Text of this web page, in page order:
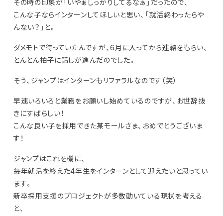
その時の印象が「いやぁしっかりしてるなぁ」だったので、
こんな子ならインターンしてほしいと思い、「就活終わったらや
んない？」と。
ダメモトで待っていたんですが、6月に入ってから連絡をもらい、
とんとん拍子に話しが進んだのでした。
そう、ジャンプはインターンもリファラルなのです（笑）
早速いろいろと業務をお願いし始めているのですが、お世辞抜
きにすばらしい！
こんな良い子を採用できた某モールさま、おめでとうございま
す！
ジャンプはこれを機に、
毎年就活を終えた4年生をインターンとして迎えたいと思ってい
ます。
新卒採用支援のプロジェクトが多数動いている現状を考える
と、